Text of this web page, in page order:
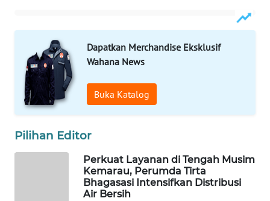
Dapatkan Merchandise Eksklusif
Wahana News
Buka Katalog
Pilihan Editor
Perkuat Layanan di Tengah Musim
Kemarau, Perumda Tirta
Bhagasasi Intensifkan Distribusi
Air Bersih
WAHANA
DESA
WISATA
LAPAK
Wahana